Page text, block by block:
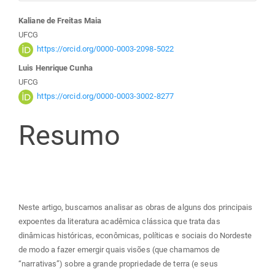
Conteúdo
do
artigo
principal
Kaliane de Freitas Maia
UFCG
https://orcid.org/0000-0003-2098-5022
Luis Henrique Cunha
UFCG
https://orcid.org/0000-0003-3002-8277
Resumo
Neste artigo, buscamos analisar as obras de alguns dos principais
expoentes da literatura acadêmica clássica que trata das
dinâmicas históricas, econômicas, políticas e sociais do Nordeste
de modo a fazer emergir quais visões (que chamamos de
“narrativas”) sobre a grande propriedade de terra (e seus